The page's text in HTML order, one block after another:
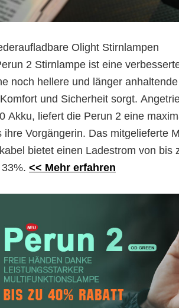
Olight Stirnlampen
2 Stirnlampe ist eine
noch hellere und länger
und Sicherheit sorgt.
Akku, liefert die Perun 2 eine
ihre Vorgängerin. Das mitgelieferte
bietet einen Ladestrom von
<< Mehr erfahren